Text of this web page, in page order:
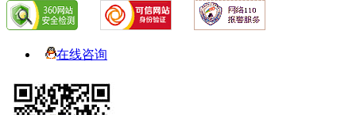
在线咨询